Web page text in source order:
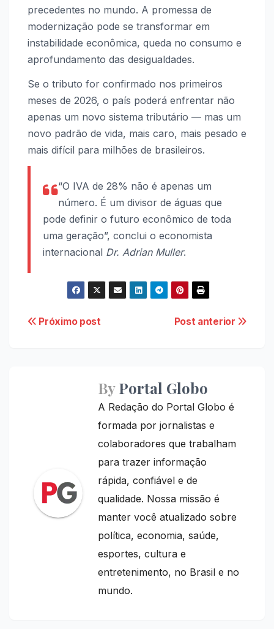
precedentes no mundo. A promessa de
modernização pode se transformar em
instabilidade econômica, queda no consumo e
aprofundamento das desigualdades.
Se o tributo for confirmado nos primeiros
meses de 2026, o país poderá enfrentar não
apenas um novo sistema tributário — mas um
novo padrão de vida, mais caro, mais pesado e
mais difícil para milhões de brasileiros.
“O IVA de 28% não é apenas um
número. É um divisor de águas que
pode definir o futuro econômico de toda
uma geração”, conclui o economista
internacional Dr. Adrian Muller.
Navegação
Post anterior
Próximo post
ByPortal Globo
A Redação do Portal Globo é
formada por jornalistas e
colaboradores que trabalham
para trazer informação
rápida, confiável e de
qualidade. Nossa missão é
manter você atualizado sobre
política, economia, saúde,
esportes, cultura e
entretenimento, no Brasil e no
mundo.